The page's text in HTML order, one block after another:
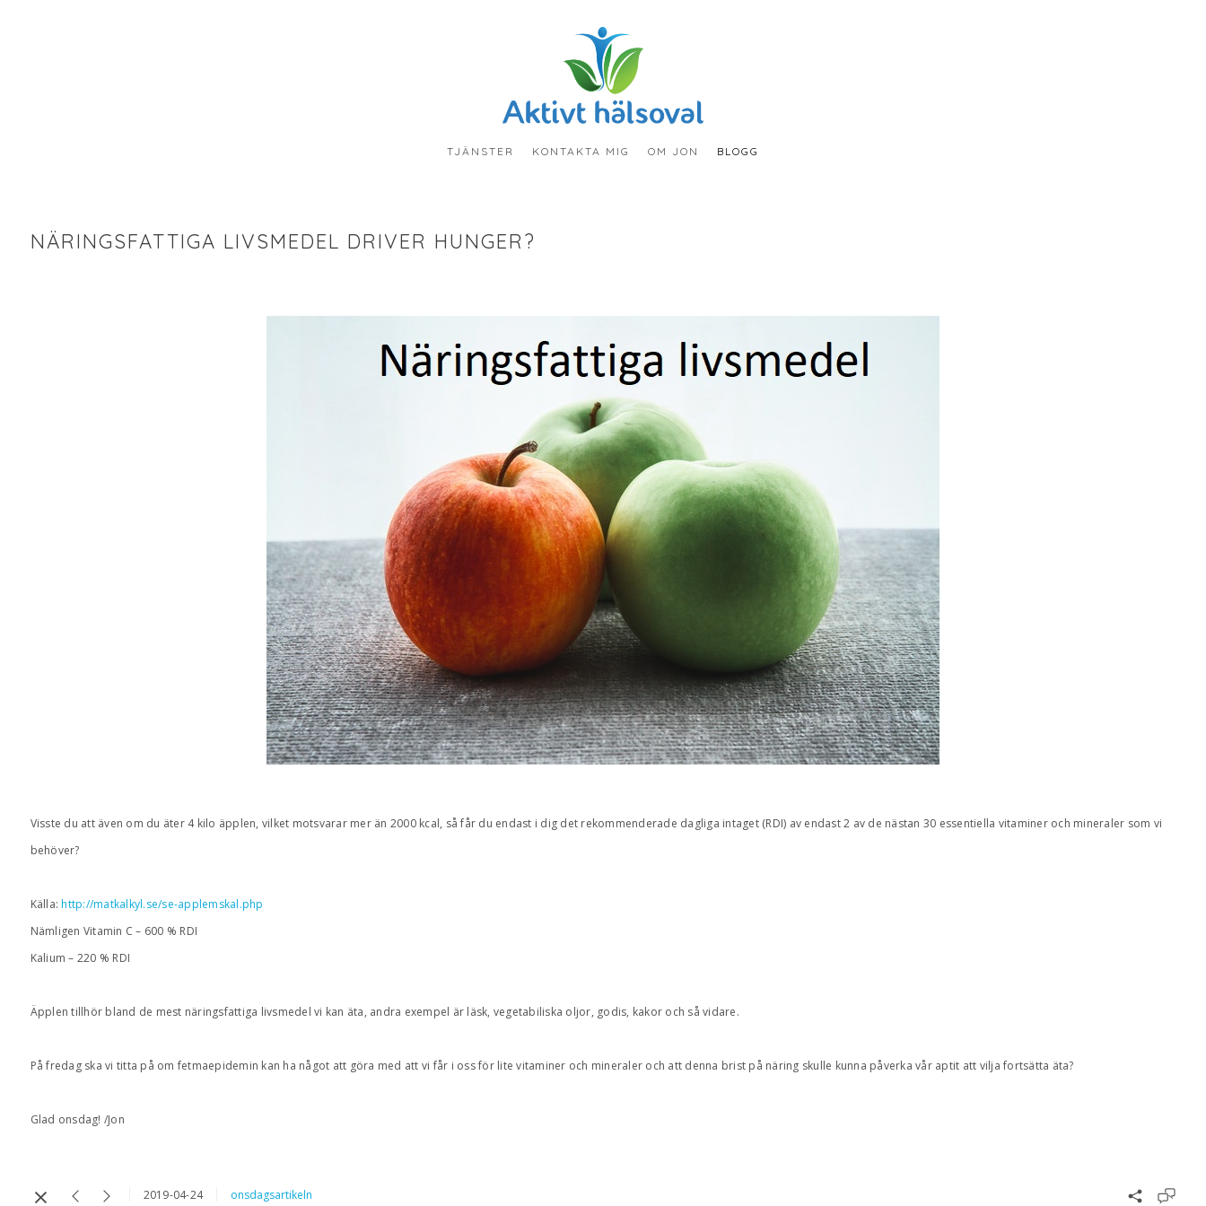
TJÄNSTER KONTAKTA MIG OM JON BLOGG
NÄRINGSFATTIGA LIVSMEDEL DRIVER HUNGER?
Visste du att även om du äter 4 kilo äpplen, vilket motsvarar mer än 2000 kcal, så får du endast i dig det rekommenderade dagliga intaget (RDI) av endast 2 av de nästan 30 essentiella vitaminer och mineraler som vi
behöver?
Källa: http://matkalkyl.se/se-applemskal.php
Nämligen Vitamin C – 600 % RDI
Kalium – 220 % RDI
Äpplen tillhör bland de mest näringsfattiga livsmedel vi kan äta, andra exempel är läsk, vegetabiliska oljor, godis, kakor och så vidare.
På fredag ska vi titta på om fetmaepidemin kan ha något att göra med att vi får i oss för lite vitaminer och mineraler och att denna brist på näring skulle kunna påverka vår aptit att vilja fortsätta äta?
Glad onsdag! /Jon
2019-04-24 onsdagsartikeln